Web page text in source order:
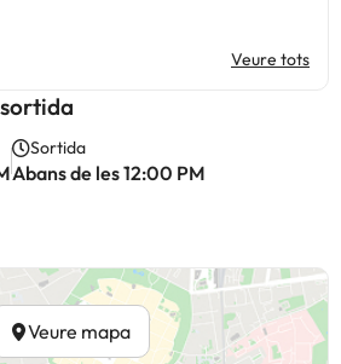
Veure tots
Sortida
Abans de les 12:00 PM
Veure mapa